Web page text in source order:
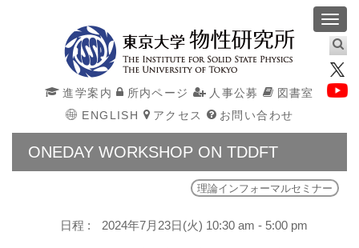
進学案内 所内ページ 人事公募
図書室
ENGLISH
アクセス お問い合わせ
ONEDAY WORKSHOP ON TDDFT
理論インフォーマルセミナー
日程 : 2024年7月23日(火) 10:30 am - 5:00 pm